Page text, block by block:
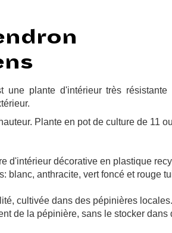
une plante d'intérieur très résistante
Plante en pot de culture de 11
d'intérieur décorative en plastique
blanc, anthracite, vert foncé et rouge
cultivée dans des pépinières
de la pépinière, sans le stocker dans